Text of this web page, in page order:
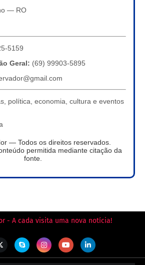
— RO
5159
Geral: (69) 99903-5895
política, economia, cultura e eventos
— Todos os direitos reservados.
permitida mediante citação da
fonte.